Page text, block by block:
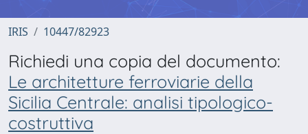
IRIS 10447/82923
Richiedi una copia del documento:
Le architetture ferroviarie della
Sicilia Centrale: analisi tipologico-
costruttiva